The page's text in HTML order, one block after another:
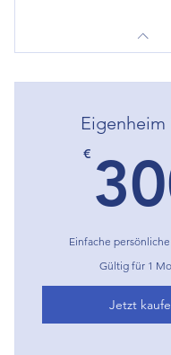
Eigenheim
€
Einfache
Gültig für 1
Jetzt